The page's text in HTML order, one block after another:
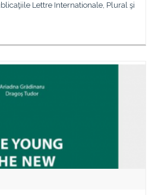
Lettre Internationale, Plural şi